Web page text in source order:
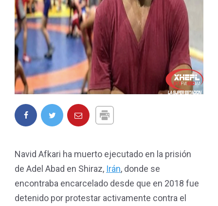
Navid Afkari ha muerto ejecutado en la prisión
de Adel Abad en Shiraz, Irán, donde se
encontraba encarcelado desde que en 2018 fue
detenido por protestar activamente contra el